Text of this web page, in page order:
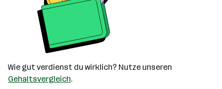
Wie gut verdienst du wirklich? Nutze unseren
Gehaltsvergleich.